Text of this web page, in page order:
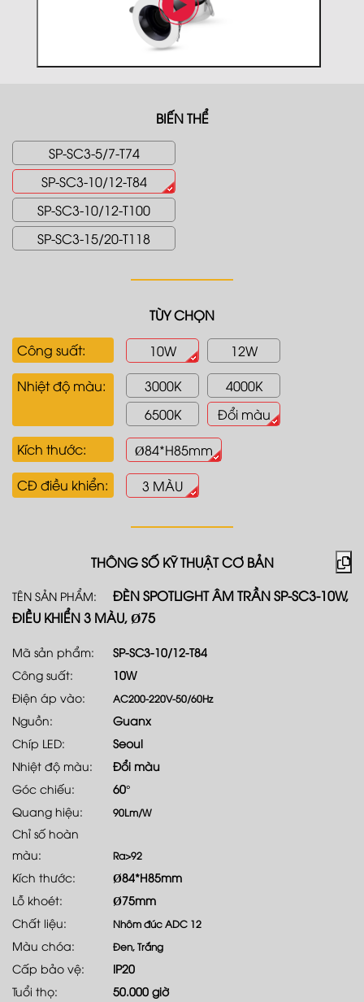
BIẾN THỂ
SP-SC3-5/7-T74
SP-SC3-10/12-T84
SP-SC3-10/12-T100
SP-SC3-15/20-T118
TÙY CHỌN
Công suất:
10W
12W
Nhiệt độ màu:
3000K
4000K
6500K
Đổi màu
Kích thước:
Ø84*H85mm
CĐ điều khiển:
3 MÀU
THÔNG SỐ KỸ THUẬT CƠ BẢN
TÊN SẢN PHẨM:
ĐÈN SPOTLIGHT ÂM TRẦN SP-SC3-10W,
ĐIỀU KHIỂN 3 MÀU, Ø75
Mã sản phẩm:
SP-SC3-10/12-T84
Công suất:
10W
Điện áp vào:
AC200-220V-50/60Hz
Nguồn:
Guanx
Chíp LED:
Seoul
Nhiệt độ màu:
Đổi màu
Góc chiếu:
60°
Quang hiệu:
90Lm/W
Chỉ số hoàn
màu:
Ra>92
Kích thước:
Ø84*H85mm
Lỗ khoét:
Ø75mm
Chất liệu:
Nhôm đúc ADC 12
Màu chóa: Đen, Trắng
Cấp bảo vệ:
IP20
Tuổi thọ:
50.000 giờ